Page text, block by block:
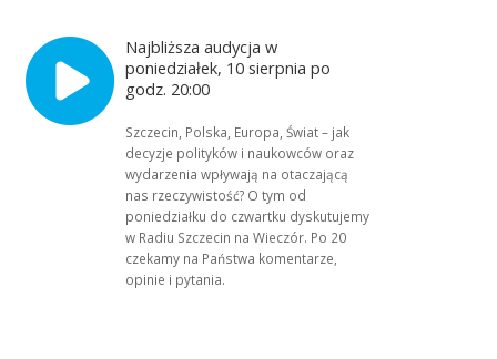
Najbliższa audycja w
poniedziałek, 10 sierpnia po
godz. 20:00
Szczecin, Polska, Europa, Świat – jak
decyzje polityków i naukowców oraz
wydarzenia wpływają na otaczającą
nas rzeczywistość? O tym od
poniedziałku do czwartku dyskutujemy
w Radiu Szczecin na Wieczór. Po 20
czekamy na Państwa komentarze,
opinie i pytania.